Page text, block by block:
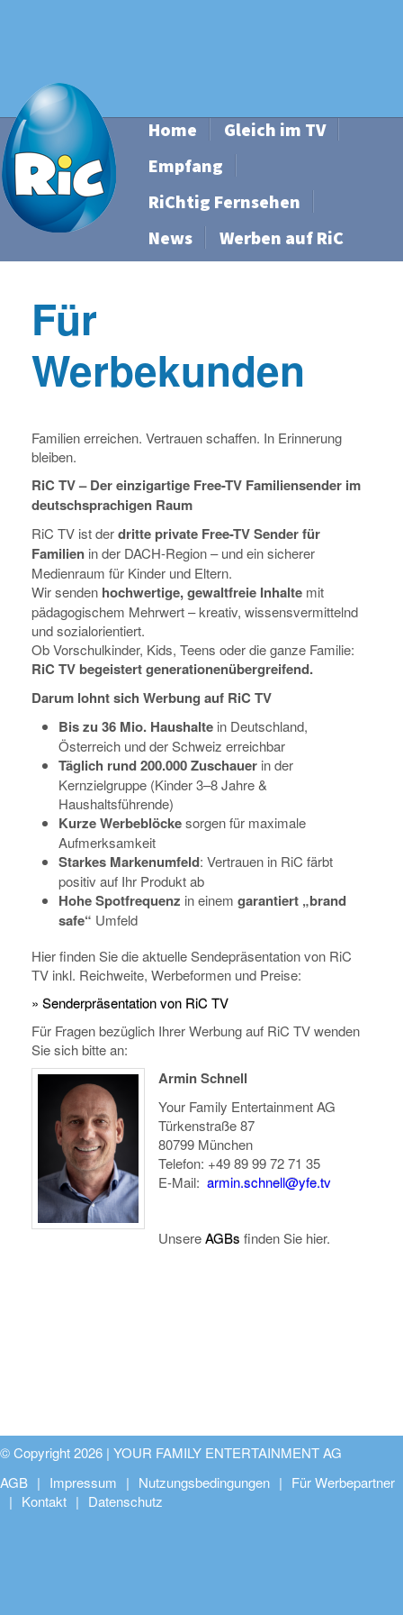
Home
Gleich im TV
Empfang
RiChtig Fernsehen
News
Werben auf RiC
Für
Werbekunden
Familien erreichen. Vertrauen schaffen. In Erinnerung
bleiben.
RiC TV – Der einzigartige Free-TV Familiensender im
deutschsprachigen Raum
RiC TV ist derdritte private Free-TV Sender für
Familien in der DACH-Region – und ein sicherer
Medienraum für Kinder und Eltern.
Wir senden hochwertige, gewaltfreie Inhalte mit
pädagogischem Mehrwert – kreativ, wissensvermittelnd
und sozialorientiert.
Ob Vorschulkinder, Kids, Teens oder die ganze Familie:
RiC TV begeistert generationenübergreifend.
Darum lohnt sich Werbung auf RiC TV
Bis zu 36 Mio. Haushalte in Deutschland,
Österreich und der Schweiz erreichbar
Täglich rund 200.000 Zuschauer in der
Kernzielgruppe (Kinder 3–8 Jahre &
Haushaltsführende)
Kurze Werbeblöckesorgen für maximale
Aufmerksamkeit
Starkes Markenumfeld: Vertrauen in RiC färbt
positiv auf Ihr Produkt ab
Hohe Spotfrequenz in einem garantiert „brand
safe“ Umfeld
Hier finden Sie die aktuelle Sendepräsentation von RiC
TV inkl. Reichweite, Werbeformen und Preise:
» Senderpräsentation von RiC TV
Für Fragen bezüglich Ihrer Werbung auf RiC TV wenden
Sie sich bitte an:
Armin Schnell
Your Family Entertainment AG
Türkenstraße 87
80799 München
Telefon: +49 89 99 72 71 35
E-Mail: armin.schnell@yfe.tv
UnsereAGBs finden Sie hier.
© Copyright 2026 | YOUR FAMILY ENTERTAINMENT AG
AGB
Impressum Nutzungsbedingungen
Für Werbepartner
Kontakt
Datenschutz